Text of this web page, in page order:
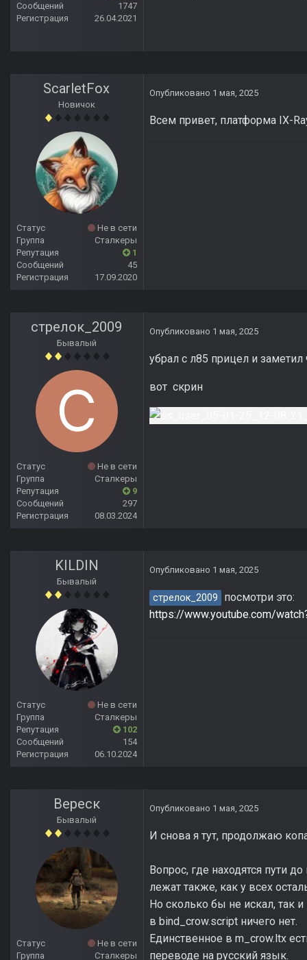
Сообщений
1747
Регистрация
26.04.2021
ScarletFox
Новичок
Статус
Не в сети
Группа
Сталкеры
Репутация
1
Сообщений
45
Регистрация
17.09.2020
Опубликовано 1 мая, 2025
Всем привет, платформа IX-
стрелок_2009
Бывалый
Статус
Не в сети
Группа
Сталкеры
Репутация
9
Сообщений
297
Регистрация
08.03.2024
Опубликовано 1 мая, 2025
убрал с л85 прицел и
вот скрин
KILDIN
Бывалый
Статус
Не в сети
Группа
Сталкеры
Репутация
102
Сообщений
154
Регистрация
06.10.2024
Опубликовано 1 мая, 2025
стрелок_2009
посмотри это:
https://www.youtube.com/
Вереск
Бывалый
Статус
Не в сети
Группа
Сталкеры
Опубликовано 1 мая, 2025
И снова я тут, продолжаю
Вопрос, где находятся пути
лежат также, как у всех
Но сколько бы не искал, так
в bind_crow.script ничего нет.
Единственное в m_crow.ltx
переводе на русский язык.